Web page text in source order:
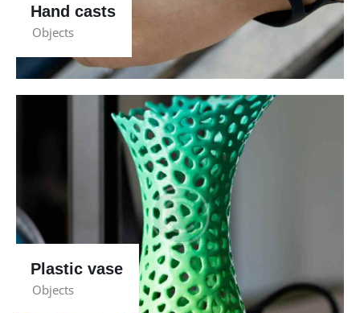
Hand casts
Objects
Plastic vase
Objects